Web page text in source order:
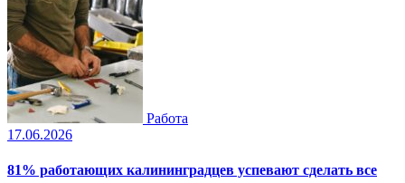
Работа
17.06.2026
81% работающих калининградцев успевают сделать все